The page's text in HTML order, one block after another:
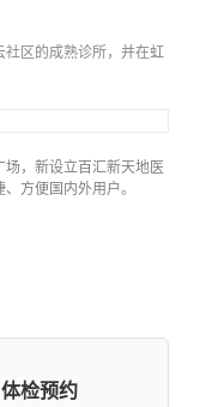
社区的成熟诊所，并在虹
场，新设立百汇新天地医
方便国内外用户。
检预约